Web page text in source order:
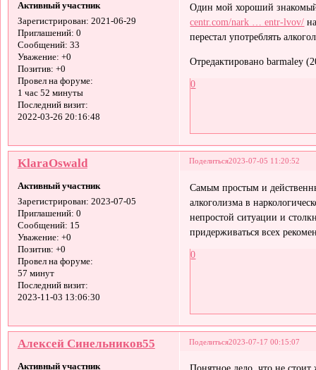
Активный участник
Зарегистрирован: 2021-06-29
Приглашений: 0
Сообщений: 33
Уважение: +0
Позитив: +0
Провел на форуме:
1 час 52 минуты
Последний визит:
2022-03-26 20:16:48
Один мой хороший
centr.com/nark … entr-lvov/
перестал употреблять
Отредактировано barmaley
0
Поделиться2023-07-05 11:20:52
KlaraOswald
Активный участник
Зарегистрирован: 2023-07-05
Приглашений: 0
Сообщений: 15
Уважение: +0
Позитив: +0
Провел на форуме:
57 минут
Последний визит:
2023-11-03 13:06:30
Самым простым и
алкоголизма в
непростой ситуации и
придерживаться всех
0
Поделиться2023-07-17 00:15:07
Алексей Синельников55
Активный участник